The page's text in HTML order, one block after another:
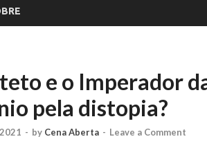
e o Imperador
pela distopia?
- by Cena Aberta - Leave a Comment